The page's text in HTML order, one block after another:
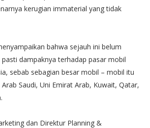
kerugian immaterial yang tidak
bahwa sejauh ini belum
dampaknya terhadap pasar mobil
sebab sebagian besar mobil – mobil itu
Saudi, Uni Emirat Arab, Kuwait, Qatar,
dan Direktur Planning &